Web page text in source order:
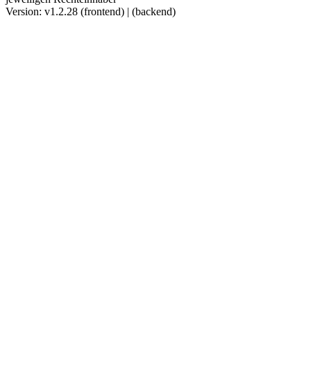
Version: v1.2.28 (frontend) | (backend)